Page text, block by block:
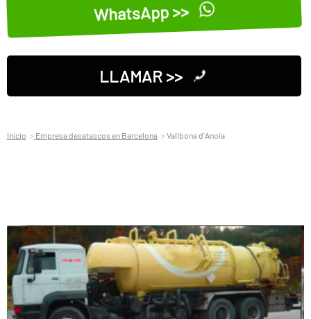
WhatsApp >>
LLAMAR >>
Inicio Empresa desatascos en Barcelona Vallbona d´Anoia